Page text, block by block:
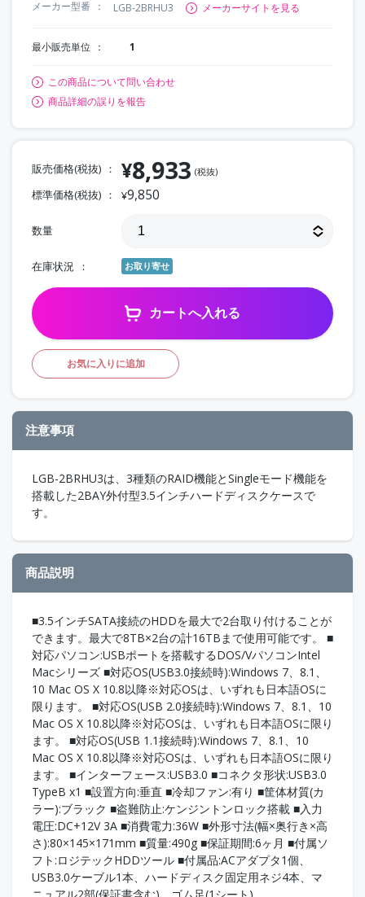
メーカー型番
LGB-2BRHU3 メーカーサイトを見る
最小販売単位 1
この商品について問い合わせ
商品詳細の誤りを報告
販売価格(税抜) ¥8,933 (税抜)
標準価格(税抜) ¥9,850
数量
在庫状況 お取り寄せ
カートへ入れる
お気に入りに追加
注意事項
LGB-2BRHU3は、3種類のRAID機能とSingleモード機能を
搭載した2BAY外付型3.5インチハードディスクケースで
す。
商品説明
■3.5インチSATA接続のHDDを最大で2台取り付けることが
できます。最大で8TB×2台の計16TBまで使用可能です。 ■
対応パソコン:USBポートを搭載するDOS/VパソコンIntel
Macシリーズ ■対応OS(USB3.0接続時):Windows 7、8.1、
10 Mac OS X 10.8以降※対応OSは、いずれも日本語OSに
限ります。 ■対応OS(USB 2.0接続時):Windows 7、8.1、10
Mac OS X 10.8以降※対応OSは、いずれも日本語OSに限り
ます。 ■対応OS(USB 1.1接続時):Windows 7、8.1、10
Mac OS X 10.8以降※対応OSは、いずれも日本語OSに限り
ます。 ■インターフェース:USB3.0 ■コネクタ形状:USB3.0
TypeB x1 ■設置方向:垂直 ■冷却ファン:有り ■筐体材質(カ
ラー):ブラック ■盗難防止:ケンジントンロック搭載 ■入力
電圧:DC+12V 3A ■消費電力:36W ■外形寸法(幅×奥行き×高
さ):80×145×171mm ■質量:490g ■保証期間:6ヶ月 ■付属ソ
フト:ロジテックHDDツール ■付属品:ACアダプタ1個、
USB3.0ケーブル1本、ハードディスク固定用ネジ4本、マ
ニュアル2部(保証書含む)、ゴム足(1シート)